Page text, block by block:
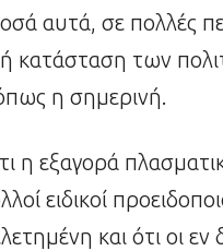
αυτά, σε πολλές
κατάσταση των
η σημερινή.
η εξαγορά
ειδικοί
και ότι οι εν